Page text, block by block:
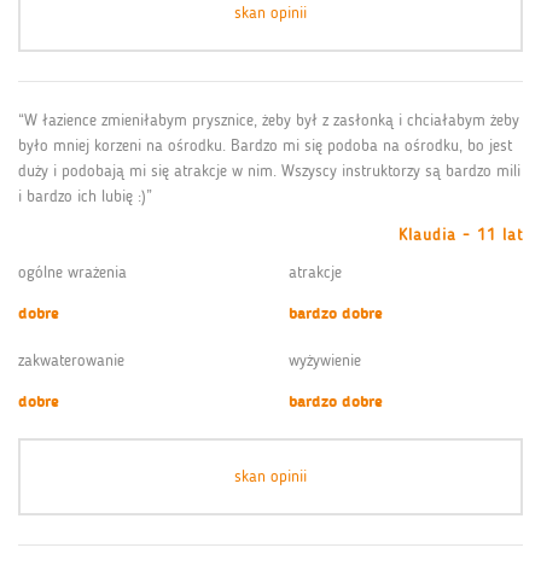
skan opinii
“W łazience zmieniłabym prysznice, żeby był z zasłonką i chciałabym żeby
było mniej korzeni na ośrodku. Bardzo mi się podoba na ośrodku, bo jest
duży i podobają mi się atrakcje w nim. Wszyscy instruktorzy są bardzo mili
i bardzo ich lubię :)”
Klaudia - 11 lat
ogólne wrażenia
dobre
atrakcje
bardzo dobre
zakwaterowanie
dobre
wyżywienie
bardzo dobre
skan opinii